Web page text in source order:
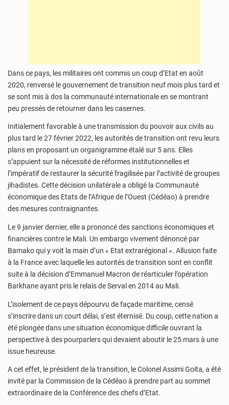
Dans ce pays, les militaires ont commis un coup d’Etat en août
2020, renversé le gouvernement de transition neuf mois plus tard et
se sont mis à dos la communauté internationale en se montrant
peu pressés de retourner dans les casernes.
Initialement favorable à une transmission du pouvoir aux civils au
plus tard le 27 février 2022, les autorités de transition ont revu leurs
plans en proposant un organigramme étalé sur 5 ans. Elles
s’appuient sur la nécessité de réformes institutionnelles et
l’impératif de restaurer la sécurité fragilisée par l’activité de groupes
jihadistes. Cette décision unilatérale a obligé la Communauté
économique des Etats de l’Afrique de l’Ouest (Cédéao) à prendre
des mesures contraignantes.
Le 9 janvier dernier, elle a prononcé des sanctions économiques et
financières contre le Mali. Un embargo vivement dénoncé par
Bamako qui y voit la main d’un « Etat extrarégional ». Allusion faite
à la France avec laquelle les autorités de transition sont en conflit
suite à la décision d’Emmanuel Macron de réarticuler l’opération
Barkhane ayant pris le relais de Serval en 2014 au Mali.
L’isolement de ce pays dépourvu de façade maritime, censé
s’inscrire dans un court délai, s’est éternisé. Du coup, cette nation a
été plongée dans une situation économique difficile ouvrant la
perspective à des pourparlers qui devaient aboutir le 25 mars à une
issue heureuse.
A cet effet, le président de la transition, le Colonel Assimi Goïta, a été
invité par la Commission de la Cédéao à prendre part au sommet
extraordinaire de la Conférence des chefs d’Etat.